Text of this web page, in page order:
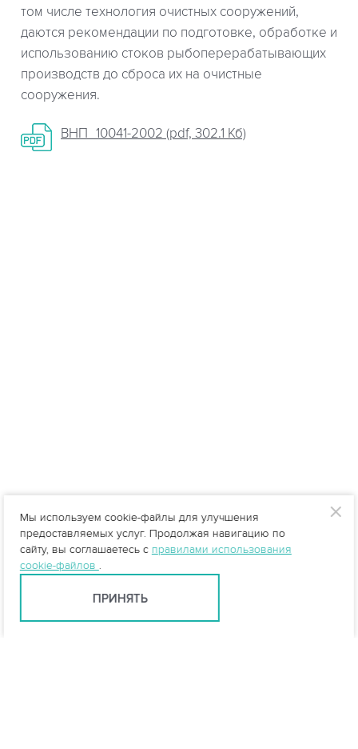
том числе технология очистных сооружений,
даются рекомендации по подготовке, обработке и
использованию стоков рыбоперерабатывающих
производств до сброса их на очистные
сооружения.
ВНП_10041-2002 (pdf, 302.1 Кб)
Мы используем cookie-файлы для улучшения
предоставляемых услуг. Продолжая навигацию по
сайту, вы соглашаетесь с правилами использования
cookie-файлов .
ПРИНЯТЬ